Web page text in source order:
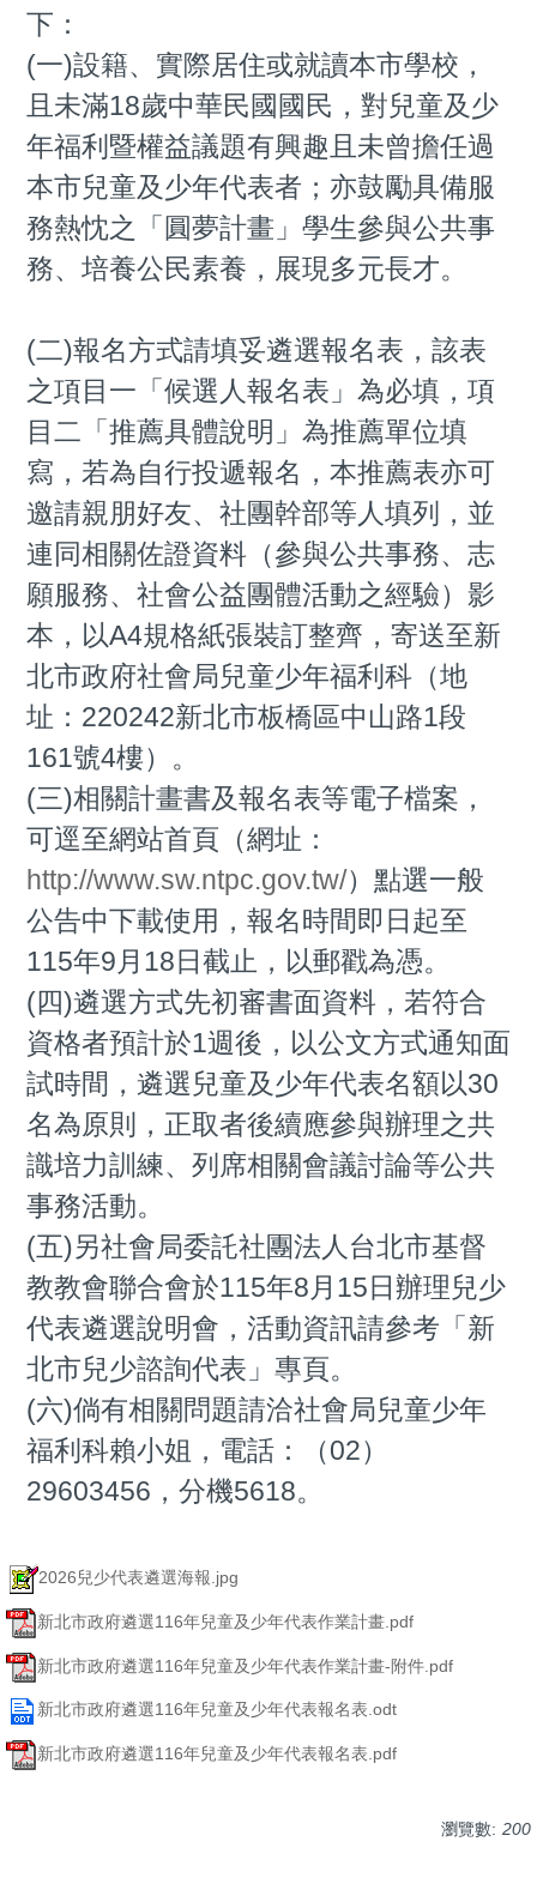
下：
(一)設籍、實際居住或就讀本市學校，
且未滿18歲中華民國國民，對兒童及少
年福利暨權益議題有興趣且未曾擔任過
本市兒童及少年代表者；亦鼓勵具備服
務熱忱之「圓夢計畫」學生參與公共事
務、培養公民素養，展現多元長才。
(二)報名方式請填妥遴選報名表，該表
之項目一「候選人報名表」為必填，項
目二「推薦具體說明」為推薦單位填
寫，若為自行投遞報名，本推薦表亦可
邀請親朋好友、社團幹部等人填列，並
連同相關佐證資料（參與公共事務、志
願服務、社會公益團體活動之經驗）影
本，以A4規格紙張裝訂整齊，寄送至新
北市政府社會局兒童少年福利科（地
址：220242新北市板橋區中山路1段
161號4樓）。
(三)相關計畫書及報名表等電子檔案，
可逕至網站首頁（網址：
http://www.sw.ntpc.gov.tw/）點選一般
公告中下載使用，報名時間即日起至
115年9月18日截止，以郵戳為憑。
(四)遴選方式先初審書面資料，若符合
資格者預計於1週後，以公文方式通知面
試時間，遴選兒童及少年代表名額以30
名為原則，正取者後續應參與辦理之共
識培力訓練、列席相關會議討論等公共
事務活動。
(五)另社會局委託社團法人台北市基督
教教會聯合會於115年8月15日辦理兒少
代表遴選說明會，活動資訊請參考「新
北市兒少諮詢代表」專頁。
(六)倘有相關問題請洽社會局兒童少年
福利科賴小姐，電話：（02）
29603456，分機5618。
2026兒少代表遴選海報.jpg
新北市政府遴選116年兒童及少年代表作業計畫.pdf
新北市政府遴選116年兒童及少年代表作業計畫-附件.pdf
新北市政府遴選116年兒童及少年代表報名表.odt
新北市政府遴選116年兒童及少年代表報名表.pdf
瀏覽數: 200